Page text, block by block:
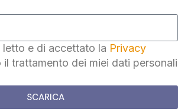
letto e di accettato la Privacy
il trattamento dei miei dati personali
SCARICA